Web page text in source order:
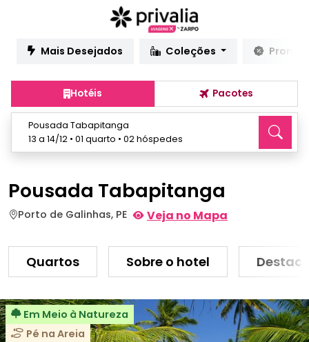
Mais Desejados Coleções
Hotéis Pacotes
Pousada Tabapitanga
13 a 14/12 • 01 quarto • 02 hóspedes
Pousada Tabapitanga
Porto de Galinhas, PE Veja no Mapa
Quartos Sobre o hotel
Em Meio à Natureza
Pé na Areia